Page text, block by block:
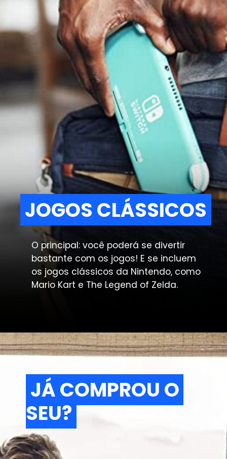
JOGOS CLÁSSICOS
JOGOS CLÁSSICOS
O principal: você poderá se divertir
bastante com os jogos! E se incluem
os jogos clássicos da Nintendo, como
Mario Kart e The Legend of Zelda.
JÁ COMPROU O
SEU?
JÁ COMPROU O
SEU?